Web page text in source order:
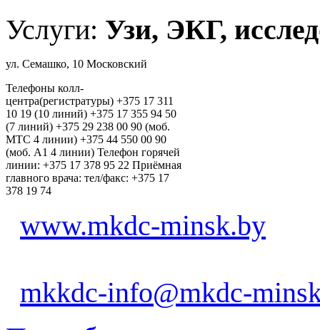
Услуги: Узи, ЭКГ,
ул. Семашко, 10 Московский
Телефоны колл-
центра(регистратуры) +375 17 311
10 19 (10 линий) +375 17 355 94 50
(7 линий) +375 29 238 00 90 (моб.
МТС 4 линии) +375 44 550 00 90
(моб. А1 4 линии) Телефон горячей
линии: +375 17 378 95 22 Приёмная
главного врача: тел/факс: +375 17
378 19 74
www.mkdc-minsk.by
mkkdc-info@mkdc-